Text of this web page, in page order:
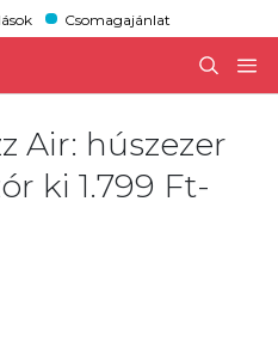
Csomagajánlat
Air: húszezer
ki 1.799 Ft-